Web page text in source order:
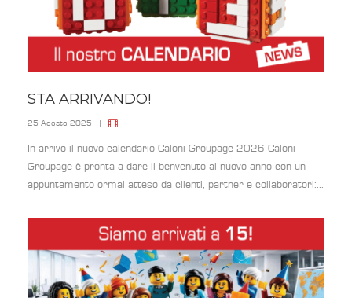
STA ARRIVANDO!
25 Agosto 2025 | |
In arrivo il nuovo calendario Caloni Groupage 2026 Caloni
Groupage è pronta a dare il benvenuto al nuovo anno con un
appuntamento ormai atteso da clienti, partner e collaboratori:...